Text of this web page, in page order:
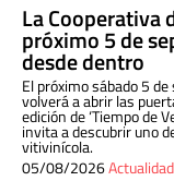
La Cooperativa
próximo 5 de
desde dentro
El próximo sábado 5
volverá a abrir las
edición de ‘Tiempo de
invita a descubrir uno
vitivinícola.
05/08/2026Actualidad